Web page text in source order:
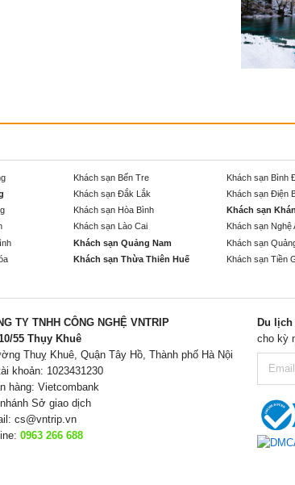
Khách sạn Bến Tre Khách sạn Bình
Khách sạn Đắk Lắk Khách sạn Điện
Khách sạn Hòa Bình Khách sạn
Khách sạn Lào Cai Khách sạn Nghệ
Khách sạn Quảng Nam Khách sạn
Khách sạn Thừa Thiên Huế Khách sạn Tiền
TY TNHH CÔNG NGHỆ VNTRIP
55 Thụy Khuê
Thuỵ Khuê, Quận Tây Hồ, Thành phố Hà Nội
khoản: 1023431230
hàng: Vietcombank
Sở giao dịch
cs@vntrip.vn
0963 266 688
Du
cho kỳ